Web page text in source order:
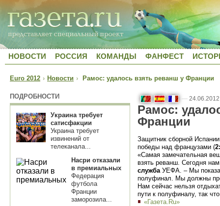
НОВОСТИ РОССИЯ КОМАНДЫ ФАНФЕСТ
Euro 2012 › Новости › Рамос: удалось взять реванш у Франции
ПОДРОБНОСТИ
Украина требует
сатисфакции
Украина требует
извинений от
телеканала...
Насри отказали
в премиальных
Федерация
футбола
Франции
заморозила...
—
Рамос:
Франции
Защитник сборной
победы над французами (
«Самая замечательная
взять реванш. Сегодня
служба УЕФА. – Мы
полуфинал. Мы должны
Нам сейчас нельзя
пути к полуфиналу, так
«Газета.Ru»